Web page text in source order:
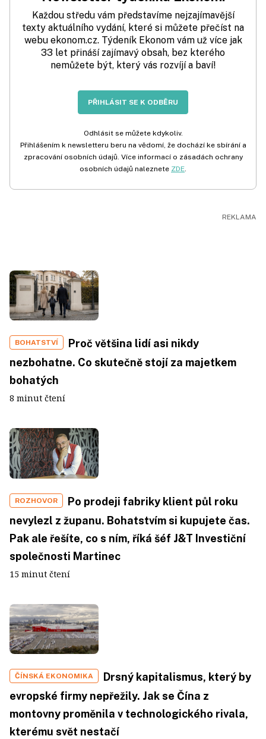
Každou středu vám představíme nejzajímavější
texty aktuálního vydání, které si můžete přečíst na
webu ekonom.cz. Týdeník Ekonom vám už více jak
33 let přináší zajímavý obsah, bez kterého
nemůžete být, který vás rozvíjí a baví!
PŘIHLÁSIT SE K ODBĚRU
Odhlásit se můžete kdykoliv.
Přihlášením k newsletteru beru na vědomí, že dochází ke sbírání a
zpracování osobních údajů. Více informací o zásadách ochrany
osobních údajů naleznete ZDE
BOHATSTVÍ
Proč většina lidí asi nikdy
nezbohatne. Co skutečně stojí za majetkem
bohatých
8 minut čtení
ROZHOVOR
Po prodeji fabriky klient půl roku
nevylezl z županu. Bohatstvím si kupujete čas.
Pak ale řešíte, co s ním, říká šéf J&T Investiční
společnosti Martinec
15 minut čtení
ČÍNSKÁ EKONOMIKA
Drsný kapitalismus, který by
evropské firmy nepřežily. Jak se Čína z
montovny proměnila v technologického rivala,
kterému svět nestačí